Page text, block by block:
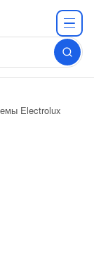
Electrolux